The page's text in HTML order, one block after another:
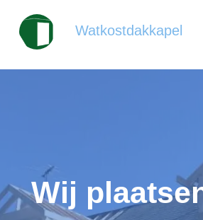
Watkostdakkapel
Wij